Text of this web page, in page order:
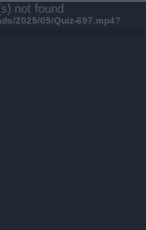
not found
2025/05/Quiz-697.mp4?